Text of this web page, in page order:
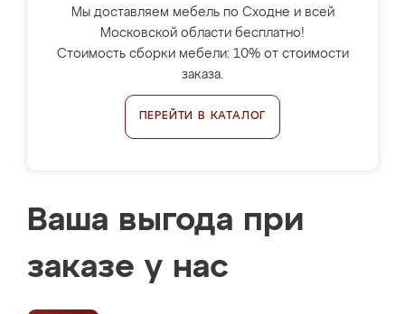
Мы доставляем мебель по Сходне и всей
Московской области бесплатно!
Стоимость сборки мебели: 10% от стоимости
заказа.
ПЕРЕЙТИ В КАТАЛОГ
Ваша выгода при
заказе у нас